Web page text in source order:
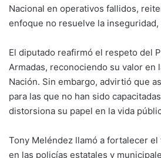
Nacional en operativos fallidos,
enfoque no resuelve la inseguridad,
El diputado reafirmó el respeto del
Armadas, reconociendo su valor en
Nación. Sin embargo, advirtió que
para las que no han sido
distorsiona su papel en la vida
Tony Meléndez llamó a fortalecer
en las policías estatales y